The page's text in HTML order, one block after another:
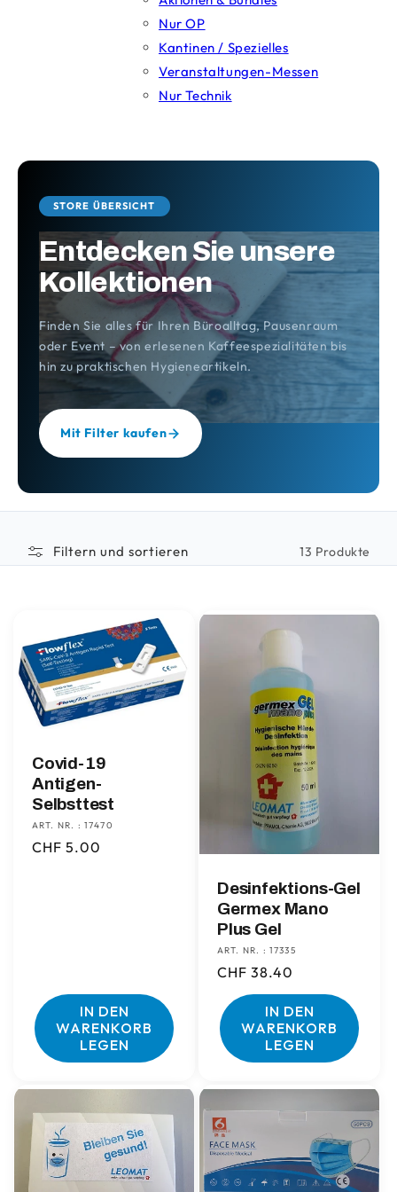
Nur OP
Kantinen / Spezielles
Veranstaltungen-Messen
Nur Technik
STORE ÜBERSICHT
Entdecken Sie unsere
Kollektionen
Finden Sie alles für Ihren Büroalltag, Pausenraum
oder Event – von erlesenen Kaffeespezialitäten bis
hin zu praktischen Hygieneartikeln.
Mit Filter kaufen
Filtern und sortieren 13 Produkte
Covid-19
Antigen-
Selbsttest
ART. NR. : 17470
Normaler
CHF 5.00
IN DEN
WARENKORB
LEGEN
Desinfektions-Gel
Germex Mano
Plus Gel
ART. NR. : 17335
Normaler
Preis
CHF 38.40
IN DEN
WARENKORB
LEGEN